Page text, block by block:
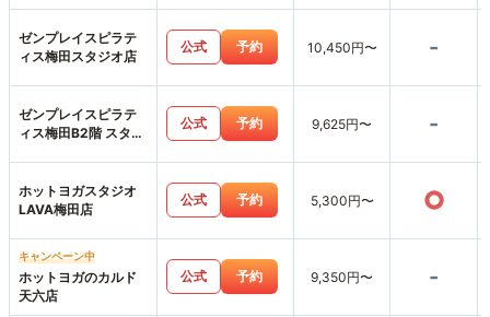
ゼンプレイスピラテ
ィス梅田スタジオ店
公式 予約 10,450円〜 -
ゼンプレイスピラテ
ィス梅田B2階 スタジ
公式 予約 9,625円〜 -
ホットヨガスタジオ
LAVA梅田店
公式 予約 5,300円〜 ○
キャンペーン中
ホットヨガのカルド
天六店
公式 予約 9,350円〜 -